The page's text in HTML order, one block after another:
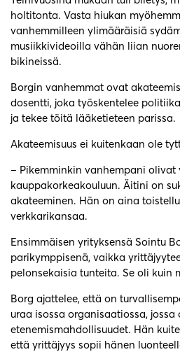
holtitonta. Vasta hiukan
vanhemmilleen ylimääräisiä
musiikkivideoilla vähän liian
bikineissä.
Borgin vanhemmat ovat
dosentti, joka työskentelee
ja tekee töitä lääketieteen parissa.
Akateemisuus ei kuitenkaan ole
– Pikemminkin vanhempani olivat
kauppakorkeakouluun. Äitini on
akateeminen. Hän on aina
verkkarikansaa.
Ensimmäisen yrityksensä Sointu
parikymppisenä, vaikka
pelonsekaisia tunteita. Se oli kuin
Borg ajattelee, että on
uraa isossa organisaatiossa, jossa
etenemismahdollisuudet. Hän
että yrittäjyys sopii hänen